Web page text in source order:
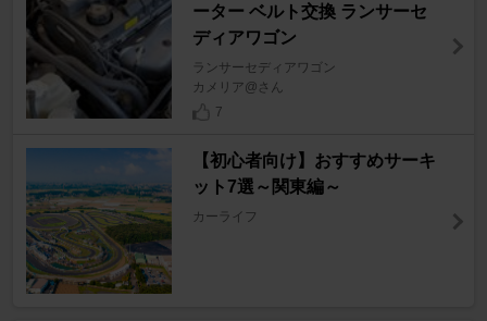
ーター ベルト交換 ランサーセ
ディアワゴン
ランサーセディアワゴン
カメリア@さん
7
【初心者向け】おすすめサーキ
ット7選～関東編～
カーライフ